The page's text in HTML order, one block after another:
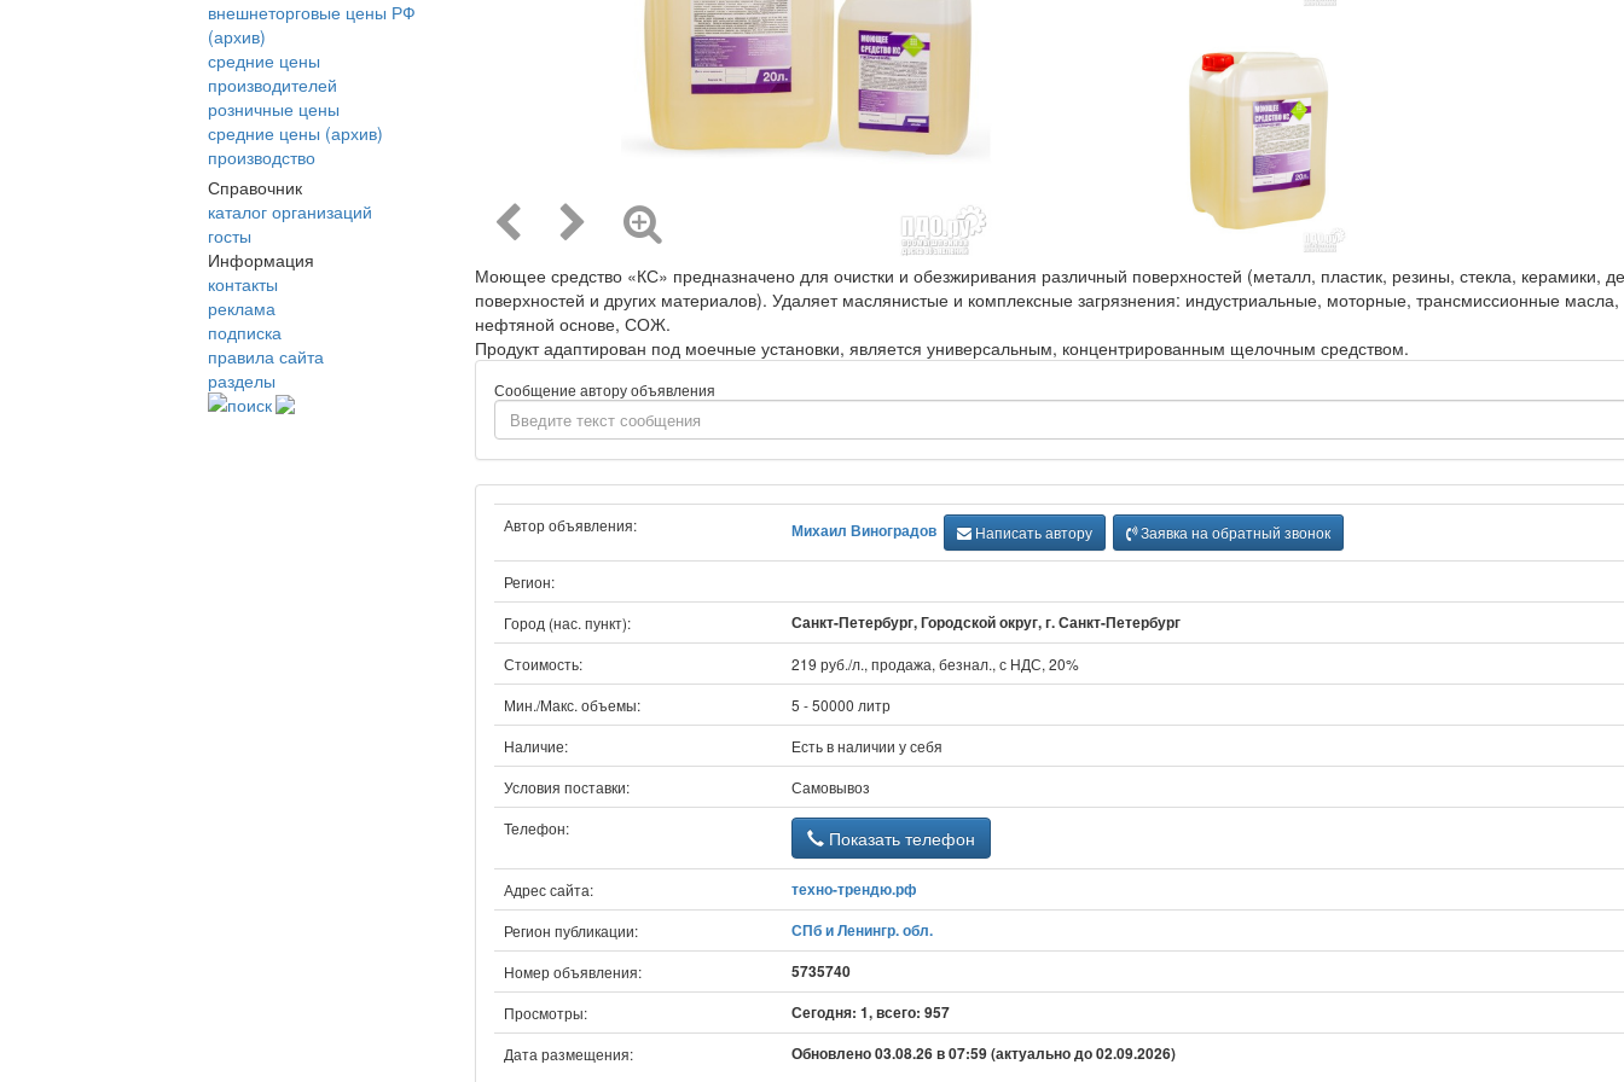
внешнеторговые цены РФ
(архив)
средние цены
производителей
розничные цены
средние цены (архив)
производство
Справочник
каталог организаций
госты
Информация
контакты
реклама
подписка
правила сайта
разделы
поиск
Моющее средство «КС» предназначено для очистки и обезжиривания различный поверхностей (металл, пластик, резины, стекла, керамики,
поверхностей и других материалов). Удаляет маслянистые и комплексные загрязнения: индустриальные, моторные, трансмиссионные
нефтяной основе, СОЖ.
Продукт адаптирован под моечные установки, является универсальным, концентрированным щелочным средством.
Сообщение автору объявления
Автор объявления: Михаил Виноградов Написать автору Заявка на обратный звонок
Регион:
Город (нас. пункт):
Санкт-Петербург, Городской округ, г. Санкт-Петербург
Стоимость:
219 руб./л., продажа, безнал., с НДС, 20%
Мин./Макс. объемы:
5 - 50000 литр
Наличие:
Есть в наличии у себя
Условия поставки:
Самовывоз
Телефон:
Показать телефон
Адрес сайта: техно-трендю.рф
Регион публикации: СПб и Ленингр. обл.
Номер объявления: 5735740
Просмотры: Сегодня: 1, всего: 957
Дата размещения: Обновлено 03.08.26 в 07:59 (актуально до 02.09.2026)